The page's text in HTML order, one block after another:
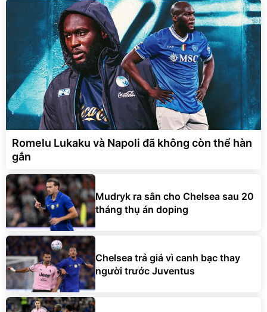
Romelu Lukaku và Napoli đã không còn thể hàn
gắn
Mudryk ra sân cho Chelsea sau 20
tháng thụ án doping
Chelsea trả giá vì canh bạc thay
người trước Juventus